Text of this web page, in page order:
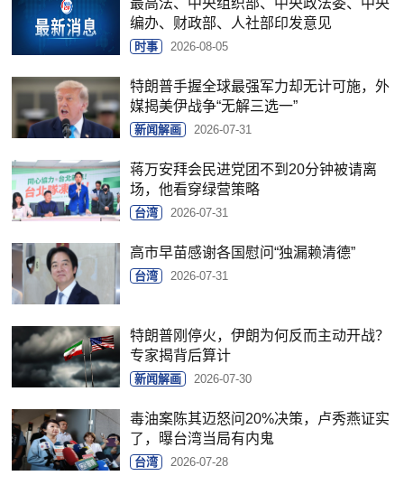
最高法、中央组织部、中央政法委、中央
编办、财政部、人社部印发意见
时事 2026-08-05
特朗普手握全球最强军力却无计可施，外
媒揭美伊战争“无解三选一”
新闻解画 2026-07-31
蒋万安拜会民进党团不到20分钟被请离
场，他看穿绿营策略
台湾 2026-07-31
高市早苗感谢各国慰问“独漏赖清德”
台湾 2026-07-31
特朗普刚停火，伊朗为何反而主动开战？
专家揭背后算计
新闻解画 2026-07-30
毒油案陈其迈怒问20%决策，卢秀燕证实
了，曝台湾当局有内鬼
台湾 2026-07-28